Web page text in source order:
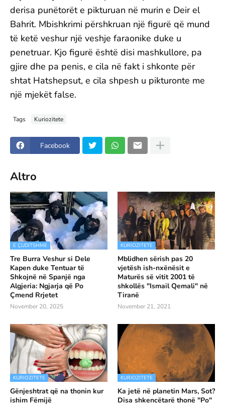
derisa punëtorët e pikturuan në murin e Deir el
Bahrit. Mbishkrimi përshkruan një figurë që mund
të ketë veshur një veshje faraonike duke u
penetruar. Kjo figurë është disi mashkullore, pa
gjire dhe pa penis, e cila në fakt i shkonte për
shtat Hatshepsut, e cila shpesh u pikturonte me
një mjekët false.
Tags Kuriozitete
Facebook
Altro
E ÇUDITSHME
Tre Burra Veshur si Dele
Kapen duke Tentuar të
Shkojnë në Spanjë nga
Algjeria: Ngjarja që Po
Çmend Rrjetet
November 20, 2025
KURIOZITETE
Mblidhen sërish pas 20
vjetësh ish-nxënësit e
Maturës së vitit 2001 të
shkollës "Ismail Qemali" në
Tiranë
November 21, 2021
KURIOZITETE
Gënjeshtrat që na thonin kur
ishim Fëmijë
KURIOZITETE
Ka jetë në planetin Mars, Sot?
Disa shkencëtarë thonë "Po"